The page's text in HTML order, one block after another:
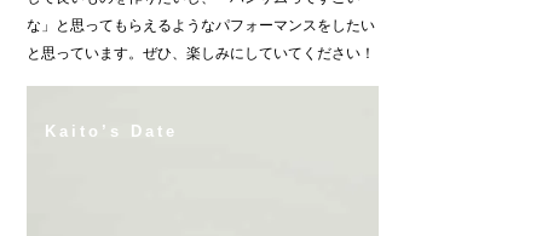
な」と思ってもらえるようなパフォーマンスをしたい
と思っています。ぜひ、楽しみにしていてください！
Kaito’s Date